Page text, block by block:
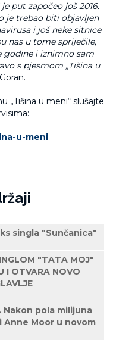
put započeo još 2016.
je trebao biti objavljen
i još neke sitnice
nas u tome spriječile,
godine i iznimno sam
s pjesmom „Tišina u
„Tišina u meni“ slušajte
u-meni
singla "Sunčanica"
"TATA MOJ"
I OTVARA NOVO
Nakon pola milijuna
Anne Moor u novom